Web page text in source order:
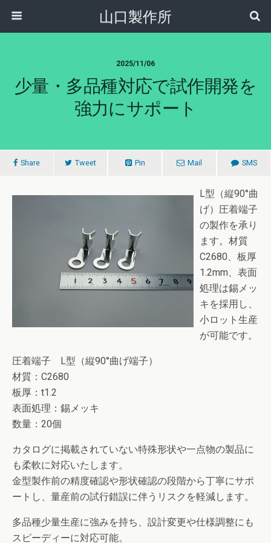
山口製作所
2025/11/06
少量・多品種対応で試作開発を
強力にサポート
Share Tweet Pin Mail SMS
L型（縦90°曲
げ）圧着端子
の製作を承り
ます。材質
C2680、板厚
1.2mm、表面
処理は錫メッ
キを採用し、
小ロット生産
が可能です。
圧着端子 L型（縦90°曲げ端子）
材質：C2680
板厚：t1.2
表面処理：錫メッキ
数量：20個
カタログに掲載されていない特殊形状や一点物の製品に
も柔軟に対応いたします。
金型製作前の精度確認や形状確認の段階から丁寧にサポ
ートし、量産前の試行錯誤に伴うリスクを軽減します。
多品種少量生産に強みを持ち、設計変更や仕様調整にも
スピーディーに対応可能。